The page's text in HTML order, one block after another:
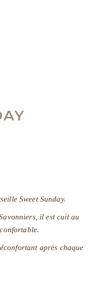
Sweet Sunday.
il est cuit au
après chaque